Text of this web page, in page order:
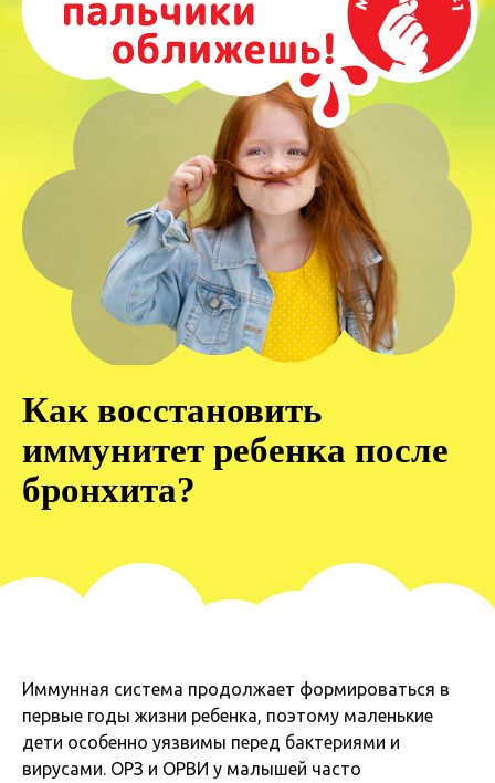
Как восстановить
иммунитет ребенка после
бронхита?
Иммунная система продолжает формироваться в
первые годы жизни ребенка, поэтому маленькие
дети особенно уязвимы перед бактериями и
вирусами. ОРЗ и ОРВИ у малышей часто